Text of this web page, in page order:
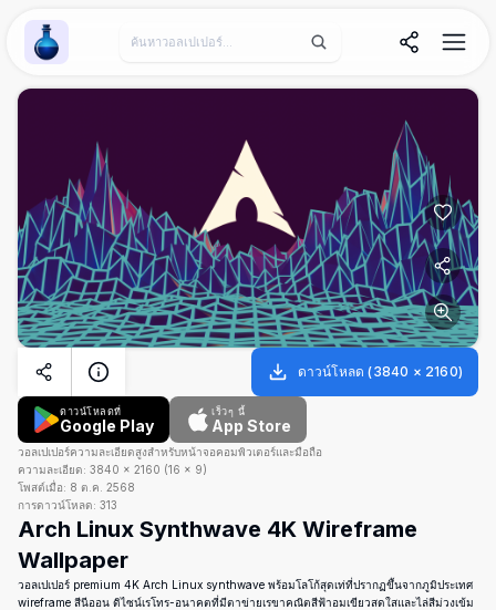
Wallpaper Alchemy
ดาวน์โหลด (3840 × 2160)
ดาวน์โหลดที่
Google Play
เร็วๆ นี้
App Store
วอลเปเปอร์ความละเอียดสูงสำหรับหน้าจอคอมพิวเตอร์และมือถือ
ความละเอียด: 3840 × 2160 (16 × 9)
โพสต์เมื่อ: 8 ต.ค. 2568
การดาวน์โหลด: 313
Arch Linux Synthwave 4K Wireframe
Wallpaper
วอลเปเปอร์ premium 4K Arch Linux synthwave พร้อมโลโก้สุดเท่ที่ปรากฏขึ้นจากภูมิประเทศ
wireframe สีนีออน ดิไซน์เรโทร-อนาคตที่มีตาข่ายเรขาคณิตสีฟ้าอมเขียวสดใสและไล่สีม่วงเข้ม